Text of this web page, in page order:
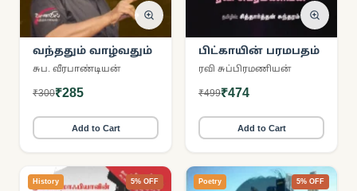
வந்ததும் வாழ்வதும்
சுப. வீரபாண்டியன்
₹300₹285
Add to Cart
பிட்காயின் பரமபதம்
ரவி சுப்பிரமணியன்
₹499₹474
Add to Cart
History 5% OFF Poetry 5% OFF